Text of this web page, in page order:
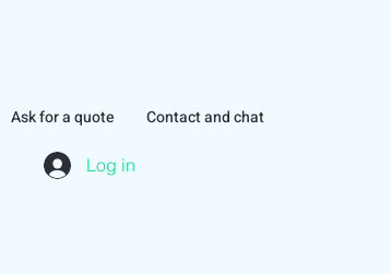
Ask for a quote Contact and chat
Log in